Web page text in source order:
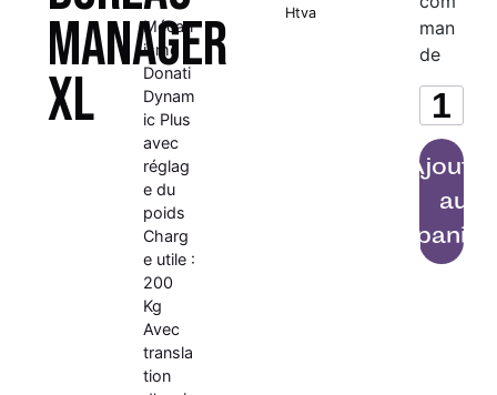
MANAGER
XL
Mécan
isme
Donati
Dynam
ic Plus
avec
réglag
e du
poids
Charg
e utile :
200
Kg
Avec
transla
tion
Htva
man
de
au
panier